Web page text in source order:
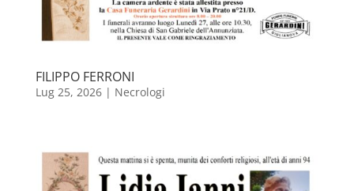
FILIPPO FERRONI
Lug 25, 2026| Necrologi